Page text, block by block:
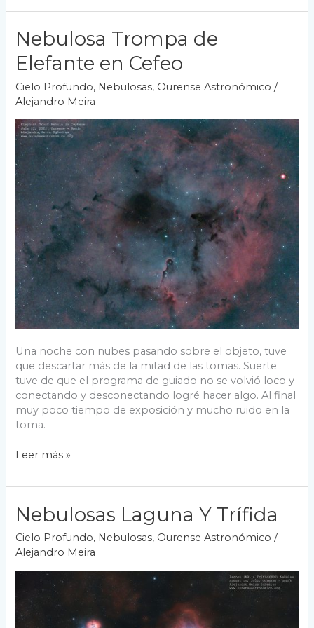
10
2023
Nebulosa Trompa de
Elefante en Cefeo
Cielo Profundo, Nebulosas, Ourense Astronómico /
Alejandro Meira
Una noche con nubes pasando sobre el objeto, tuve
que descartar más de la mitad de las tomas. Suerte
tuve de que el programa de guiado no se volvió loco y
conectando y desconectando logré hacer algo. Al final
muy poco tiempo de exposición y mucho ruido en la
toma.
Nebulosa
de
en
Leer más »
Nebulosas Laguna Y Trífida
Cielo Profundo, Nebulosas, Ourense Astronómico /
Alejandro Meira